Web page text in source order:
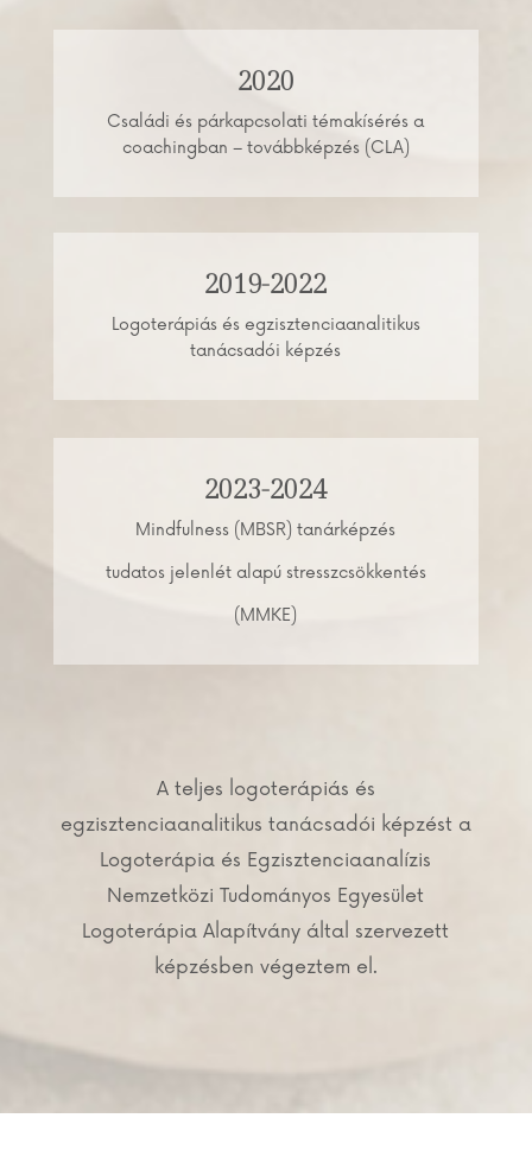
2020
Családi és párkapcsolati témakísérés a
coachingban – továbbképzés (CLA)
2019-2022
Logoterápiás és egzisztenciaanalitikus
tanácsadói képzés
2023-2024
Mindfulness (MBSR) tanárképzés
tudatos jelenlét alapú stresszcsökkentés
(MMKE)
A teljes logoterápiás és
egzisztenciaanalitikus tanácsadói képzést a
Logoterápia és Egzisztenciaanalízis
Nemzetközi Tudományos Egyesület
Logoterápia Alapítvány által szervezett
képzésben végeztem el.